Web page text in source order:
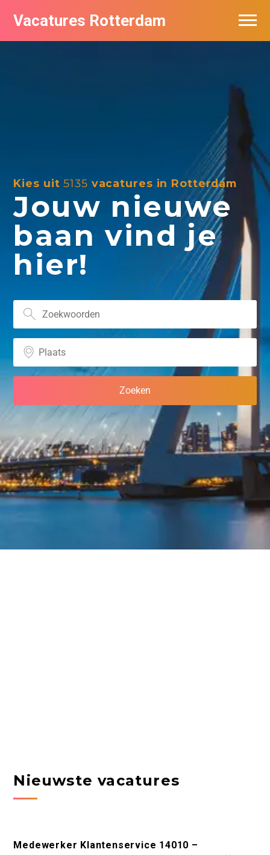
Vacatures Rotterdam
Kies uit5135 vacatures in Rotterdam
Jouw nieuwe
baan vind je
hier!
Nieuwste vacatures
Medewerker Klantenservice 14010 –
Vacatures per bedrijf